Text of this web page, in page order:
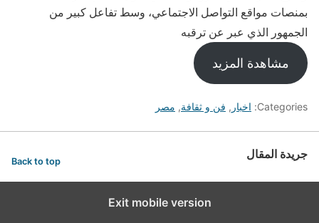
بمنصات مواقع التواصل الاجتماعي، وسط تفاعل كبير من
الجمهور الذي عبر عن ترقبه
مشاهدة المزيد
Categories: اخبار , فن و ثقافة, مصر
جريدة المقال Back to top
Exit mobile version